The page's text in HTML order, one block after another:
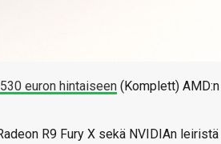
euron hintaiseen (Komplett) AMD:n
R9 Fury X sekä NVIDIAn leiristä